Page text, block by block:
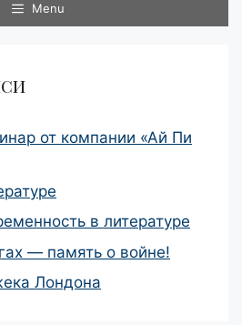
Menu
от компании «Ай Пи
в литературе
— память о войне!
Лондона